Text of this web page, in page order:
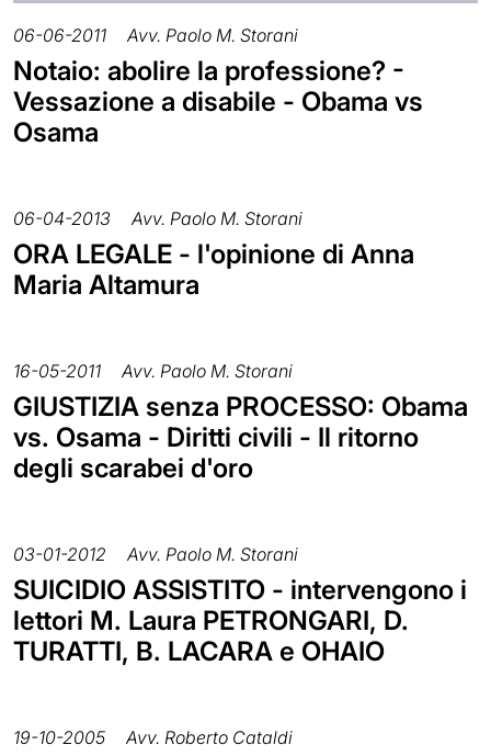
06-06-2011 Avv. Paolo M. Storani
Notaio: abolire la professione? -
Vessazione a disabile - Obama vs
Osama
06-04-2013 Avv. Paolo M. Storani
ORA LEGALE - l'opinione di Anna
Maria Altamura
16-05-2011 Avv. Paolo M. Storani
GIUSTIZIA senza PROCESSO: Obama
vs. Osama - Diritti civili - Il ritorno
degli scarabei d'oro
03-01-2012 Avv. Paolo M. Storani
SUICIDIO ASSISTITO - intervengono i
lettori M. Laura PETRONGARI, D.
TURATTI, B. LACARA e OHAIO
19-10-2005 Avv. Roberto Cataldi